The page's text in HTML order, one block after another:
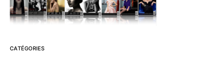
CATÉGORIES